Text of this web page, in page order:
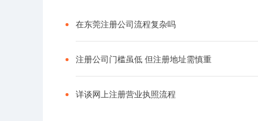
在东莞注册公司流程复杂吗
注册公司门槛虽低 但注册地址需慎重
详谈网上注册营业执照流程